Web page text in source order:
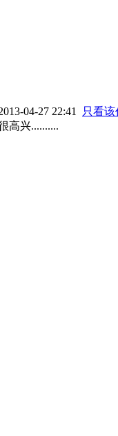
04-27 22:41
只看该
高兴..........